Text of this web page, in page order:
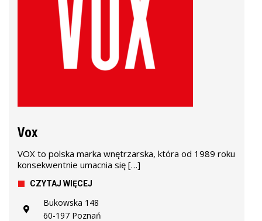
Vox
VOX to polska marka wnętrzarska, która od 1989 roku
konsekwentnie umacnia się […]
CZYTAJ WIĘCEJ
Bukowska 148
60-197 Poznań